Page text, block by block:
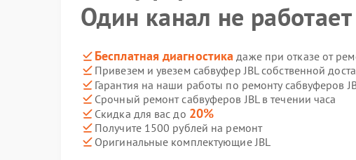
Один канал не работает
Бесплатная диагностика даже при отказе от
Привезем и увезем сабвуфер JBL собственной
Гарантия на наши работы по ремонту сабвуферов
Срочный ремонт сабвуферов JBL в течении часа
Скидка для вас до 20%
Получите 1500 рублей на ремонт
Оригинальные комплектующие JBL